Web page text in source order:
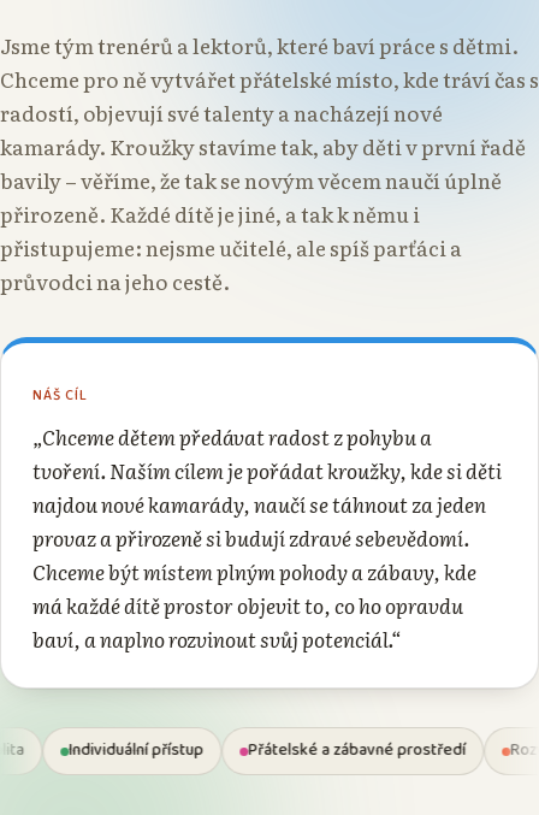
Jsme tým trenérů a lektorů, které baví práce s dětmi.
Chceme pro ně vytvářet přátelské místo, kde tráví čas s
radostí, objevují své talenty a nacházejí nové
kamarády. Kroužky stavíme tak, aby děti v první řadě
bavily – věříme, že tak se novým věcem naučí úplně
přirozeně. Každé dítě je jiné, a tak k němu i
přistupujeme: nejsme učitelé, ale spíš parťáci a
průvodci na jeho cestě.
NÁŠ CÍL
„Chceme dětem předávat radost z pohybu a
tvoření. Naším cílem je pořádat kroužky, kde si děti
najdou nové kamarády, naučí se táhnout za jeden
provaz a přirozeně si budují zdravé sebevědomí.
Chceme být místem plným pohody a zábavy, kde
má každé dítě prostor objevit to, co ho opravdu
baví, a naplno rozvinout svůj potenciál.“
přístup Přátelské a zábavné prostředí Rozvoj dovedností